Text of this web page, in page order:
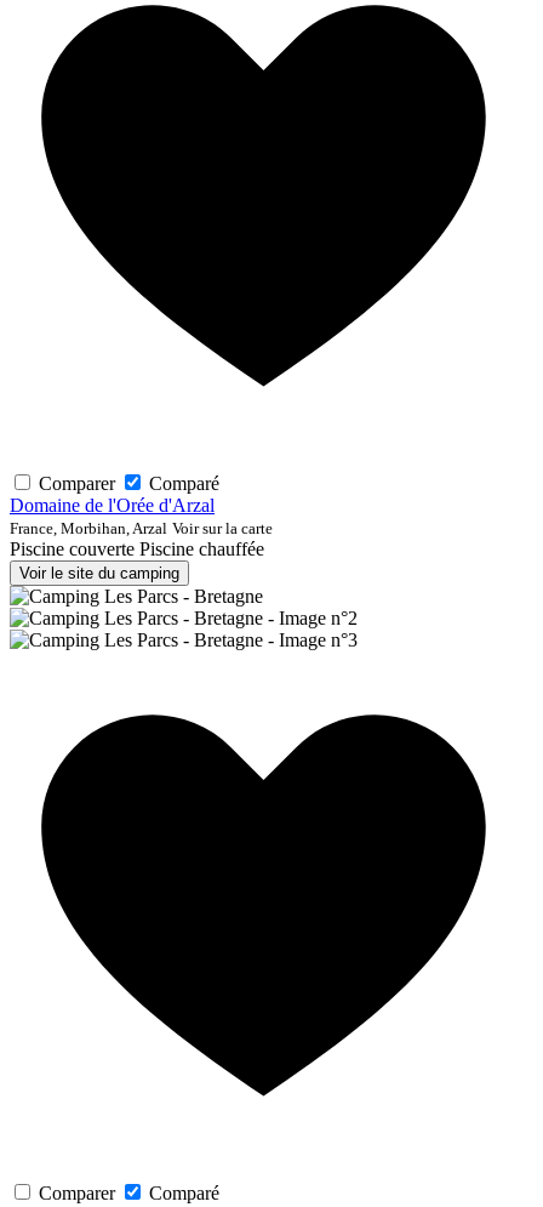
Comparer
Comparé
Domaine de l'Orée d'Arzal
France, Morbihan, Arzal Voir sur la carte
Piscine couverte Piscine chauffée
Voir le site du camping
Comparer
Comparé